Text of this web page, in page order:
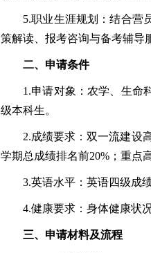
5.职业生涯规划：结合营
策解读、报考咨询与备考辅导
二、申请条件
1.申请对象：农学、生命
级本科生。
2.成绩要求：双一流建设
学期总成绩排名前20%；重点
3.英语水平：英语四级成
4.健康要求：身体健康状
三、申请材料及流程